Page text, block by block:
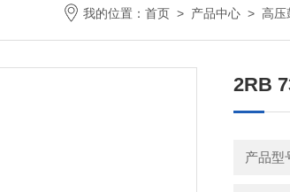
我的位置： 首页 > 产品中心 > 高压
2RB
产品型